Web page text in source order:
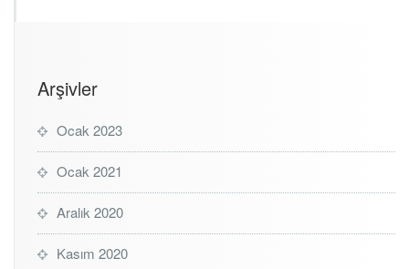
Arşivler
Ocak 2023
Ocak 2021
Aralık 2020
Kasım 2020